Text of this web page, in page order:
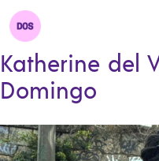
Katherine del
Domingo